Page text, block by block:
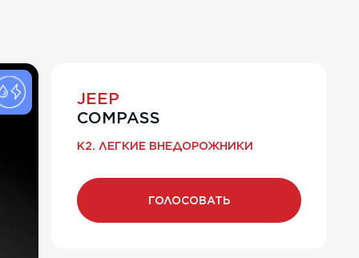
JEEP
COMPASS
K2. ЛЕГКИЕ ВНЕДОРОЖНИКИ
ГОЛОСОВАТЬ